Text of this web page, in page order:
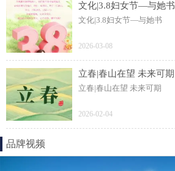
文化|3.8妇女节—与她书
文化|3.8妇女节—与她书
2026-03-08
立春|春山在望 未来可期
立春|春山在望 未来可期
2026-02-04
品牌视频